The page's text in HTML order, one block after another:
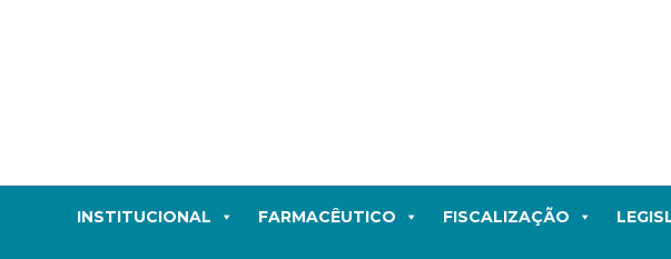
INSTITUCIONAL FARMACÊUTICO FISCALIZAÇÃO